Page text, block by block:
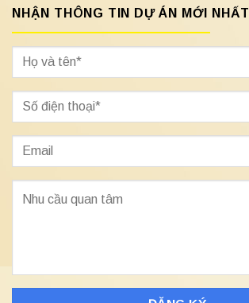
NHẬN THÔNG TIN DỰ ÁN MỚI NHẤT